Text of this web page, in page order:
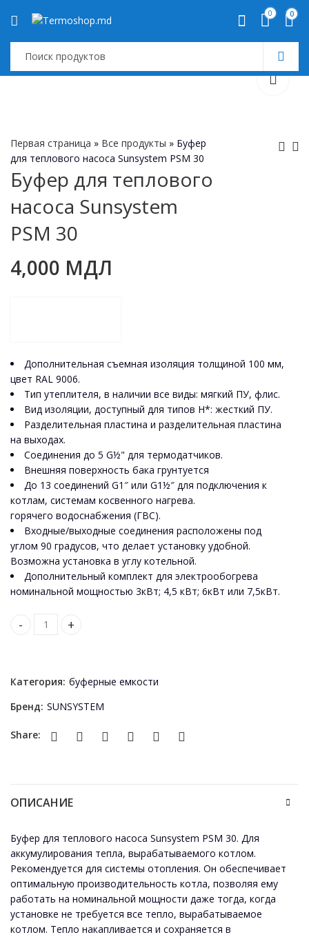
0 0
Первая страница » Все продукты » Буфер
для теплового насоса Sunsystem PSM 30
Буфер для теплового
насоса Sunsystem
PSM 30
Пуффер с двумя
Буфер для
4,000 МДЛ
Дополнительная съемная изоляция толщиной 100 мм,
цвет RAL 9006.
Тип утеплителя, в наличии все виды: мягкий ПУ, флис.
Вид изоляции, доступный для типов Н*: жесткий ПУ.
Разделительная пластина и разделительная пластина
на выходах.
Соединения до 5 G½" для термодатчиков.
Внешняя поверхность бака грунтуется
До 13 соединений G1″ или G1½″ для подключения к
котлам, системам косвенного нагрева.
горячего водоснабжения (ГВС).
Входные/выходные соединения расположены под
углом 90 градусов, что делает установку удобной.
Возможна установка в углу котельной.
Дополнительный комплект для электрообогрева
номинальной мощностью 3кВт; 4,5 кВт; 6кВт или 7,5кВт.
Puffer pentru pompă de căldură Sunsystem PSM 30 quantity
Категория: буферные емкости
Бренд: SUNSYSTEM
Share:
ОПИСАНИЕ
Буфер для теплового насоса Sunsystem PSM 30. Для
аккумулирования тепла, вырабатываемого котлом.
Рекомендуется для системы отопления. Он обеспечивает
оптимальную производительность котла, позволяя ему
работать на номинальной мощности даже тогда, когда
установке не требуется все тепло, вырабатываемое
котлом. Тепло накапливается и сохраняется в